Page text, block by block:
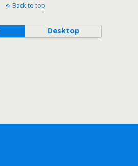
Back to top
Desktop